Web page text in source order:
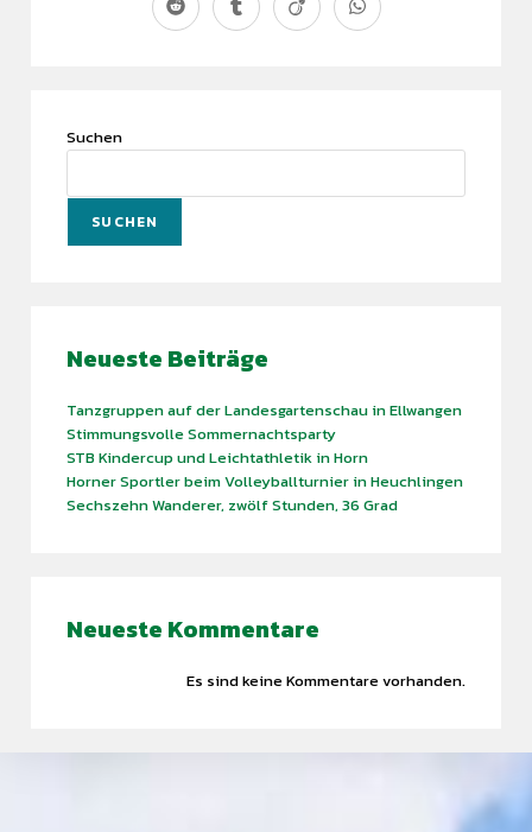
Suchen
SUCHEN
Neueste Beiträge
Tanzgruppen auf der Landesgartenschau in Ellwangen
Stimmungsvolle Sommernachtsparty
STB Kindercup und Leichtathletik in Horn
Horner Sportler beim Volleyballturnier in Heuchlingen
Sechszehn Wanderer, zwölf Stunden, 36 Grad
Neueste Kommentare
Es sind keine Kommentare vorhanden.
difference.
GET IN TOUCH